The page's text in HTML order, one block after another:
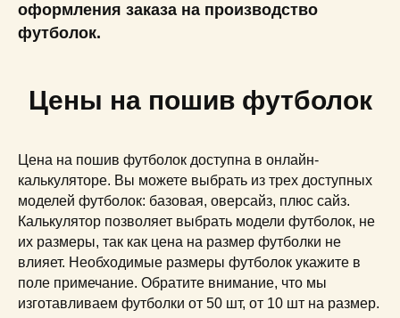
оформления заказа на производство
футболок.
Цены на пошив футболок
Цена на пошив футболок доступна в онлайн-
калькуляторе. Вы можете выбрать из трех доступных
моделей футболок: базовая, оверсайз, плюс сайз.
Калькулятор позволяет выбрать модели футболок, не
их размеры, так как цена на размер футболки не
влияет. Необходимые размеры футболок укажите в
поле примечание. Обратите внимание, что мы
изготавливаем футболки от 50 шт, от 10 шт на размер.